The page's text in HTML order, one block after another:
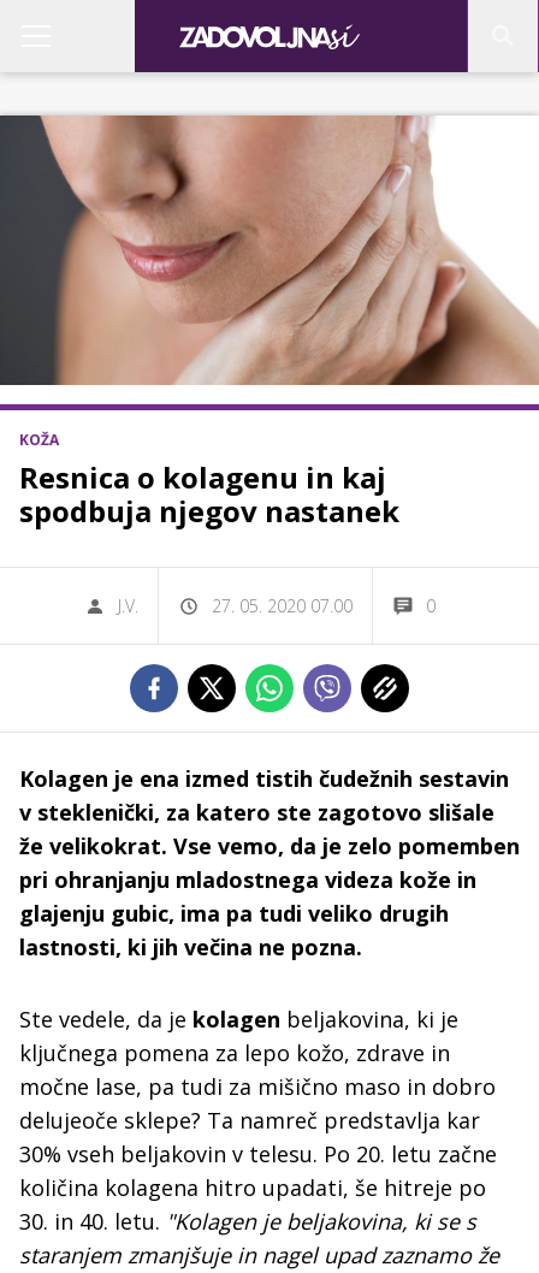
KOŽA
Resnica o kolagenu in kaj
spodbuja njegov nastanek
J.V. 27. 05. 2020 07.00 0
Kolagen je ena izmed tistih čudežnih sestavin
v steklenički, za katero ste zagotovo slišale
že velikokrat. Vse vemo, da je zelo pomemben
pri ohranjanju mladostnega videza kože in
glajenju gubic, ima pa tudi veliko drugih
lastnosti, ki jih večina ne pozna.
Ste vedele, da je kolagen beljakovina, ki je
ključnega pomena za lepo kožo, zdrave in
močne lase, pa tudi za mišično maso in dobro
delujeoče sklepe? Ta namreč predstavlja kar
30% vseh beljakovin v telesu. Po 20. letu začne
količina kolagena hitro upadati, še hitreje po
30. in 40. letu. "Kolagen je beljakovina, ki se s
staranjem zmanjšuje in nagel upad zaznamo že